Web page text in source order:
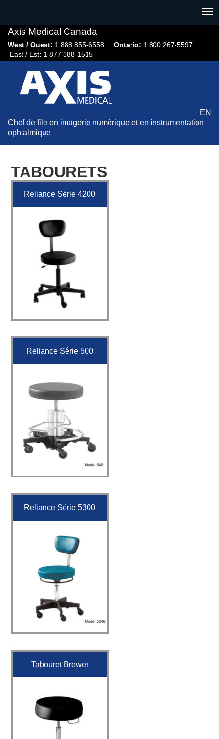
navigation
Axis Medical Canada
West / Ouest: 1 888 855-6558​ Ontario: 1 800 267-5597
East / Est: 1 877 388-1515
EN
Chef de file en imagerie numérique et en instrumentation
ophtalmique
TABOURETS
Reliance Série 4200
Reliance Série 500
Reliance Série 5300
Tabouret Brewer